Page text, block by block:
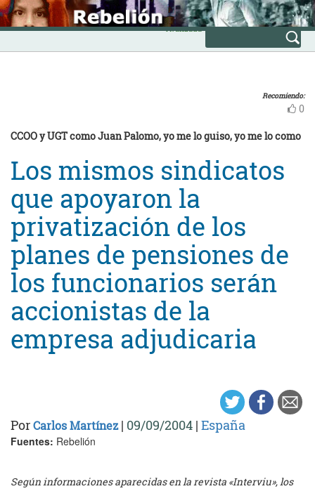
Skip
to
content
INICIO
Avanzada
Recomiendo:
0
CCOO y UGT como Juan Palomo, yo me lo guiso, yo me lo como
Los mismos sindicatos
que apoyaron la
privatización de los
planes de pensiones de
los funcionarios serán
accionistas de la
empresa adjudicaria
PorCarlos Martínez| 09/09/2004 | España
Fuentes: Rebelión
Según informaciones aparecidas en la revista «Interviu», los